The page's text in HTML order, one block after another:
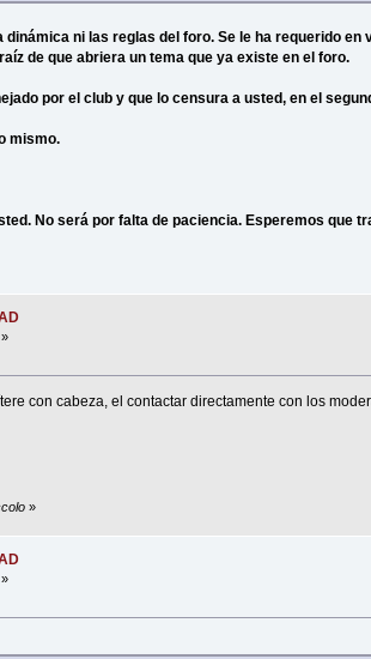
ni las reglas del foro. Se le ha requerido en
de que abriera un tema que ya existe en el foro.
por el club y que lo censura a usted, en el
mismo.
No será por falta de paciencia. Esperemos que
con cabeza, el contactar directamente con los
»